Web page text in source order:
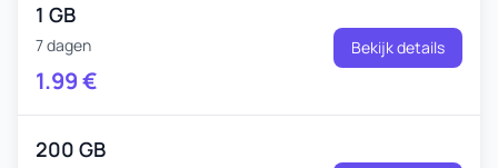
1 GB
7 dagen
1.99€
Bekijk details
200 GB